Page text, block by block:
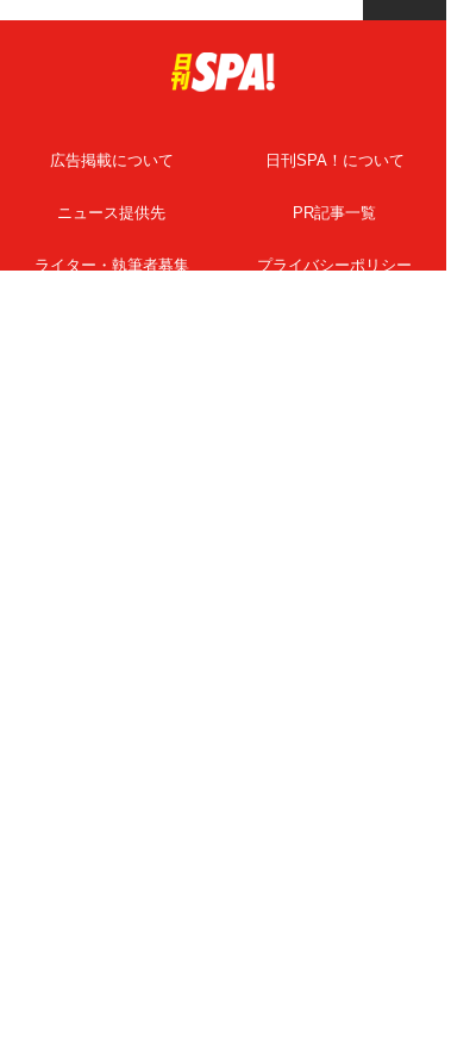
広告掲載について 日刊SPA！について
ニュース提供先 PR記事一覧
ライター・執筆者募集 プライバシーポリシー